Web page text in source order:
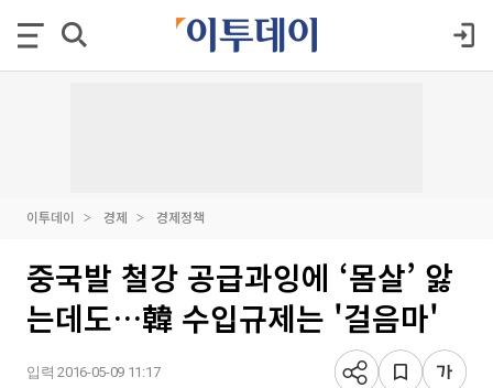
이투데이 경제 경제정책
중국발 철강 공급과잉에 ‘몸살’ 앓
는데도…韓 수입규제는 '걸음마'
입력 2016-05-09 11:17